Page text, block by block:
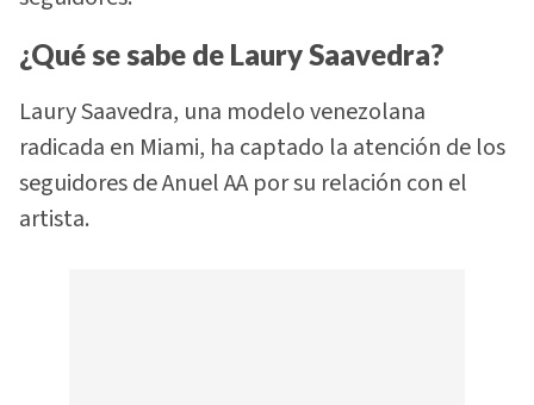
¿Qué se sabe de Laury Saavedra?
Laury Saavedra, una modelo venezolana
radicada en Miami, ha captado la atención de los
seguidores de Anuel AA por su relación con el
artista.